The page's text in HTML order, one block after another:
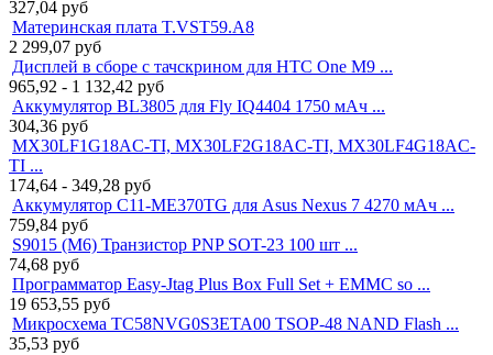
327,04 руб
Материнская плата T.VST59.A8
2 299,07 руб
Дисплей в сборе с тачскрином для HTC One M9 ...
965,92 - 1 132,42 руб
Аккумулятор BL3805 для Fly IQ4404 1750 мАч ...
304,36 руб
MX30LF1G18AC-TI, MX30LF2G18AC-TI, MX30LF4G18AC-
TI ...
174,64 - 349,28 руб
Аккумулятор C11-ME370TG для Asus Nexus 7 4270 мАч ...
759,84 руб
S9015 (M6) Транзистор PNP SOT-23 100 шт ...
74,68 руб
Программатор Easy-Jtag Plus Box Full Set + EMMC so ...
19 653,55 руб
Микросхема TC58NVG0S3ETA00 TSOP-48 NAND Flash ...
35,53 руб